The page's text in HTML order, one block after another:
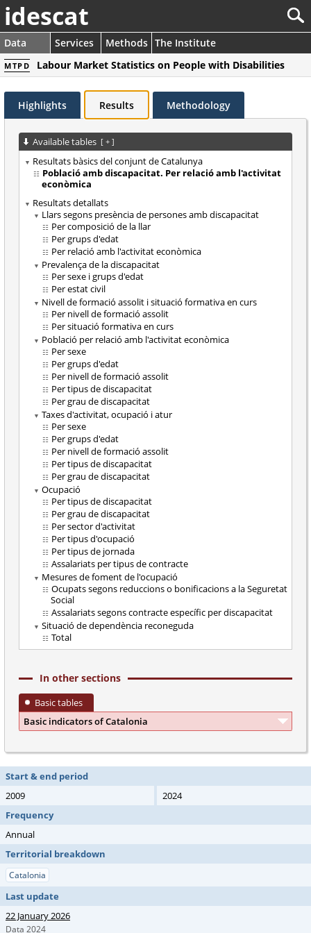
idescat
Data Services Methods The Institute
MTPD Labour Market Statistics on People with Disabilities
Highlights Results Methodology
Available tables [ + ]
Resultats bàsics del conjunt de Catalunya
Població amb discapacitat. Per relació amb l'activitat
econòmica
Resultats detallats
Llars segons presència de persones amb discapacitat
Per composició de la llar
Per grups d'edat
Per relació amb l'activitat econòmica
Prevalença de la discapacitat
Per sexe i grups d'edat
Per estat civil
Nivell de formació assolit i situació formativa en curs
Per nivell de formació assolit
Per situació formativa en curs
Població per relació amb l'activitat econòmica
Per sexe
Per grups d'edat
Per nivell de formació assolit
Per tipus de discapacitat
Per grau de discapacitat
Taxes d'activitat, ocupació i atur
Per sexe
Per grups d'edat
Per nivell de formació assolit
Per tipus de discapacitat
Per grau de discapacitat
Ocupació
Per tipus de discapacitat
Per grau de discapacitat
Per sector d'activitat
Per tipus d'ocupació
Per tipus de jornada
Assalariats per tipus de contracte
Mesures de foment de l'ocupació
Ocupats segons reduccions o bonificacions a la Seguretat
Social
Assalariats segons contracte específic per discapacitat
Situació de dependència reconeguda
Total
In other sections
Basic tables
Basic indicators of Catalonia
Start & end period
2009
2024
Frequency
Annual
Territorial breakdown
Catalonia
Last update
22 January 2026
Data 2024